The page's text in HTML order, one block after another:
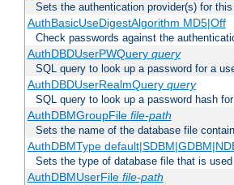
Sets the authentication provider(s) for
AuthBasicUseDigestAlgorithm MD5|Off
Check passwords against the
AuthDBDUserPWQuery query
SQL query to look up a password for a
AuthDBDUserRealmQuery query
SQL query to look up a password hash
AuthDBMGroupFile file-path
Sets the name of the database file
AuthDBMType
Sets the type of database file that is
AuthDBMUserFile file-path